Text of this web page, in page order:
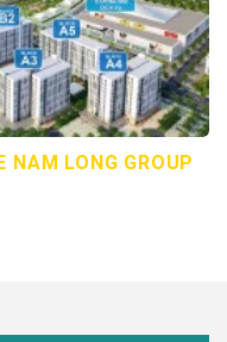
NAM LONG GROUP